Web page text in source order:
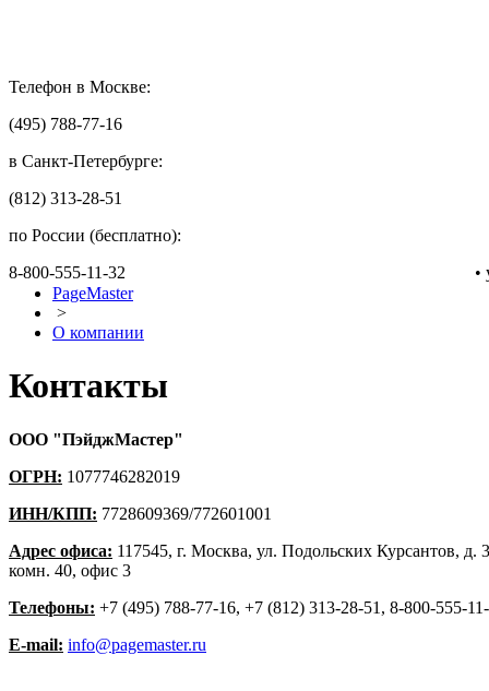
Телефон в Москве:
(495) 788-77-16
в Санкт-Петербурге:
(812) 313-28-51
по России (бесплатно):
8-800-555-11-32
•
PageMaster
>
О компании
Контакты
ООО "ПэйджМастер"
ОГРН: 1077746282019
ИНН/КПП: 7728609369/772601001
Адрес офиса: 117545, г. Москва, ул. Подольских Курсантов, д.
комн. 40, офис 3
Телефоны: +7 (495) 788-77-16, +7 (812) 313-28-51, 8-800-555-
E-mail: info@pagemaster.ru